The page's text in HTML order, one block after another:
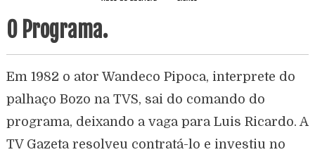
O Programa.
Em 1982 o ator Wandeco Pipoca, interprete do
palhaço Bozo na TVS, sai do comando do
programa, deixando a vaga para Luis Ricardo. A
TV Gazeta resolveu contratá-lo e investiu no